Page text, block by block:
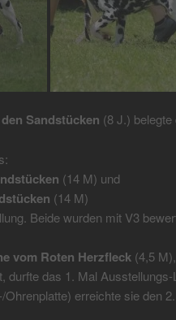
Sandstücken (8 J.)
(14 M) und
(14 M)
Beide wurden mit V3
vom Roten Herzfleck (4,5
durfte das 1. Mal
Ohrenplatte) erreichte sie den